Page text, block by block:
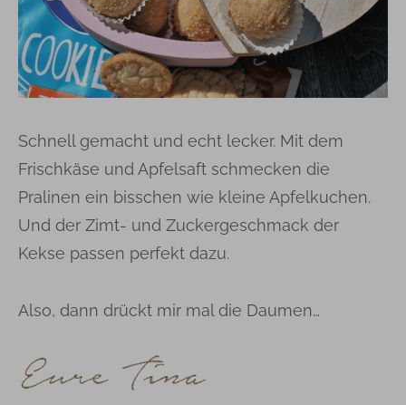
Schnell gemacht und echt lecker. Mit dem
Frischkäse und Apfelsaft schmecken die
Pralinen ein bisschen wie kleine Apfelkuchen.
Und der Zimt- und Zuckergeschmack der
Kekse passen perfekt dazu.
Also, dann drückt mir mal die Daumen…